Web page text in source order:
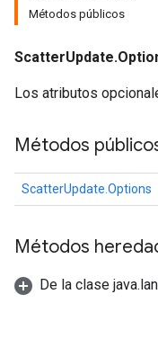
Métodos públicos
Los atributos
Métodos
ScatterUpdate.Options
Métodos
De la clase